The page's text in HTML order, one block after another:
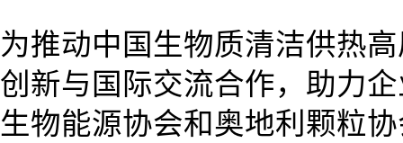
为推动中国生物质清洁供热
创新与国际交流合作，助力
生物能源协会和奥地利颗粒